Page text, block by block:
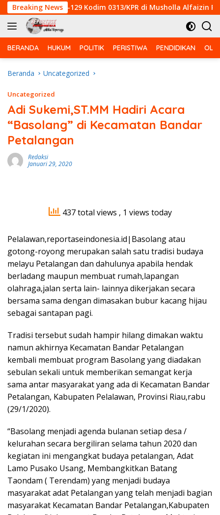
Langsung
ke
konten
Breaking News
Ke-129 Kodim 0313/KPR di Musholla Alfaizin Rampung
BERANDA HUKUM POLITIK PERISTIWA PENDIDIKAN
Beranda Uncategorized
Uncategorized
Adi Sukemi,ST.MM Hadiri Acara
“Basolang” di Kecamatan Bandar
Petalangan
Redaksi
Januari 29, 2020
437 total views , 1 views today
Pelalawan,reportaseindonesia.id|Basolang atau
gotong-royong merupakan salah satu tradisi budaya
melayu Petalangan dan dahulunya apabila hendak
berladang maupun membuat rumah,lapangan
olahraga,jalan serta lain- lainnya dikerjakan secara
bersama sama dengan dimasakan bubur kacang hijau
sebagai santapan pagi.
Tradisi tersebut sudah hampir hilang dimakan waktu
namun akhirnya Kecamatan Bandar Petalangan
kembali membuat program Basolang yang diadakan
sebulan sekali untuk memberikan semangat kerja
sama antar masyarakat yang ada di Kecamatan Bandar
Petalangan, Kabupaten Pelalawan, Provinsi Riau,rabu
(29/1/2020).
“Basolang menjadi agenda bulanan setiap desa /
kelurahan secara bergiliran selama tahun 2020 dan
kegiatan ini mengangkat budaya petalangan, Adat
Lamo Pusako Usang, Membangkitkan Batang
Taondam ( Terendam) yang menjadi budaya
masyarakat adat Petalangan yang telah menjadi bagian
masyarakat Kecamatan Bandar Petalangan,Kabupaten